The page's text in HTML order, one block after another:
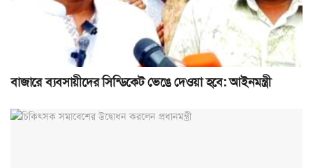
বাজারে ব্যবসায়ীদের সিন্ডিকেট ভেঙে দেওয়া হবে: আইনমন্ত্রী